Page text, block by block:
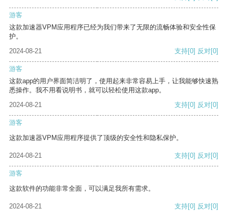
游客
这款加速器VPM应用程序已经为我们带来了无限的流畅体验和安全性保
护。
2024-08-21
支持[0] 反对[0]
游客
这款app的用户界面简洁明了，使用起来非常容易上手，让我能够快速熟
悉操作。我不用看说明书，就可以轻松使用这款app。
2024-08-21
支持[0] 反对[0]
游客
这款加速器VPM应用程序提供了顶级的安全性和隐私保护。
2024-08-21 支持[0] 反对[0]
游客
这款软件的功能非常全面，可以满足我所有需求。
2024-08-21 支持[0] 反对[0]